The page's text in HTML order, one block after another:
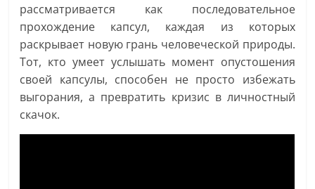
рассматривается как последовательное
прохождение капсул, каждая из которых
раскрывает новую грань человеческой природы.
Тот, кто умеет услышать момент опустошения
своей капсулы, способен не просто избежать
выгорания, а превратить кризис в личностный
скачок.